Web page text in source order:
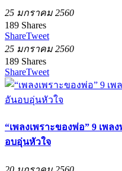
25 มกราคม 2560
189 Shares
ShareTweet
25 มกราคม 2560
189 Shares
ShareTweet
“เพลงเพราะของพ่อ” 9 เพ
อบอุ่นหัวใจ